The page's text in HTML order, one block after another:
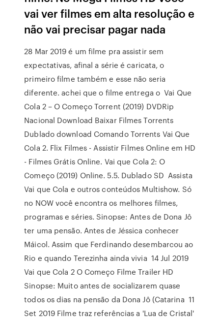
vai ver filmes em alta resolução e
não vai precisar pagar nada
28 Mar 2019 é um filme pra assistir sem
expectativas, afinal a série é caricata, o
primeiro filme também e esse não seria
diferente. achei que o filme entrega o Vai Que
Cola 2 – O Começo Torrent (2019) DVDRip
Nacional Download Baixar Filmes Torrents
Dublado download Comando Torrents Vai Que
Cola 2. Flix Filmes - Assistir Filmes Online em HD
- Filmes Grátis Online. Vai que Cola 2: O
Começo (2019) Online. 5.5. Dublado SD Assista
Vai que Cola e outros conteúdos Multishow. Só
no NOW você encontra os melhores filmes,
programas e séries. Sinopse: Antes de Dona Jô
ter uma pensão. Antes de Jéssica conhecer
Máicol. Assim que Ferdinando desembarcou ao
Rio e quando Terezinha ainda vivia 14 Jul 2019
Vai que Cola 2 O Começo Filme Trailer HD
Sinopse: Muito antes de socializarem quase
todos os dias na pensão da Dona Jô (Catarina 11
Set 2019 Filme traz referências a 'Lua de Cristal'